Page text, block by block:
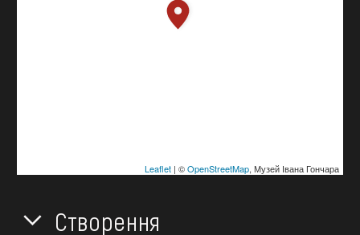
Leaflet| ©OpenStreetMap, Музей Івана Гончара
Створення